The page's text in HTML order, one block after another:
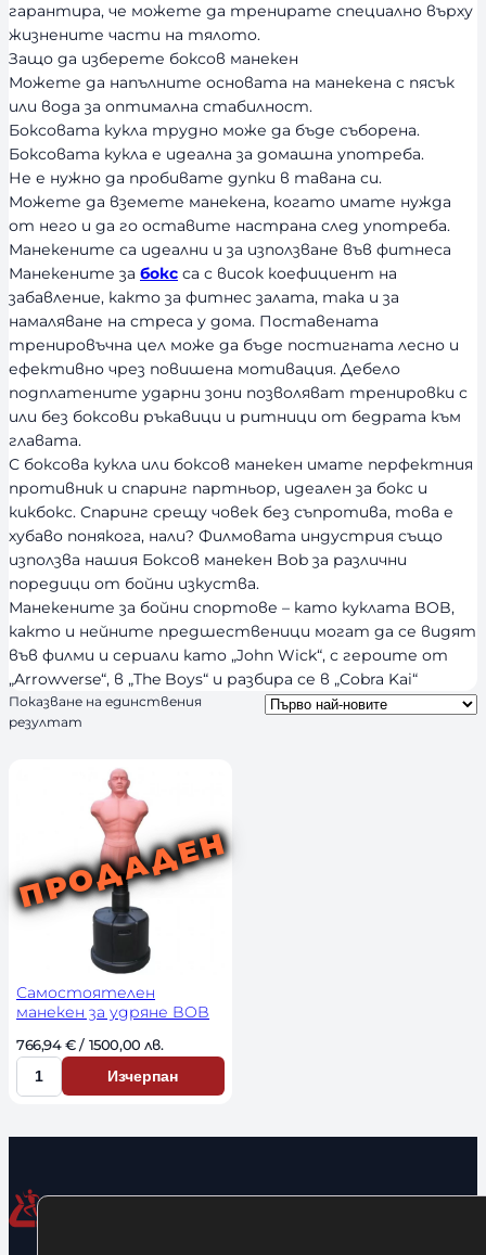
гарантира, че можете да тренирате специално върху
жизнените части на тялото.
Защо да изберете боксов манекен
Можете да напълните основата на манекена с пясък
или вода за оптимална стабилност.
Боксовата кукла трудно може да бъде съборена.
Боксовата кукла е идеална за домашна употреба.
Не е нужно да пробивате дупки в тавана си.
Можете да вземете манекена, когато имате нужда
от него и да го оставите настрана след употреба.
Манекените са идеални и за използване във фитнеса
Манекените за бокс са с висок коефициент на
забавление, както за фитнес залата, така и за
намаляване на стреса у дома. Поставената
тренировъчна цел може да бъде постигната лесно и
ефективно чрез повишена мотивация. Дебело
подплатените ударни зони позволяват тренировки с
или без боксови ръкавици и ритници от бедрата към
главата.
С боксова кукла или боксов манекен имате перфектния
противник и спаринг партньор, идеален за бокс и
кикбокс. Спаринг срещу човек без съпротива, това е
хубаво понякога, нали? Филмовата индустрия също
използва нашия Боксов манекен Bob за различни
поредици от бойни изкуства.
Манекените за бойни спортове – като куклата BOB,
както и нейните предшественици могат да се видят
във филми и сериали като „John Wick“, с героите от
„Arrowverse“, в „The Boys“ и разбира се в „Cobra Kai“
Показване на единствения
резултат
Самостоятелен
манекен за удряне BOB
766,94 € / 1500,00 лв.
К
л
ч
е
Изчерпан